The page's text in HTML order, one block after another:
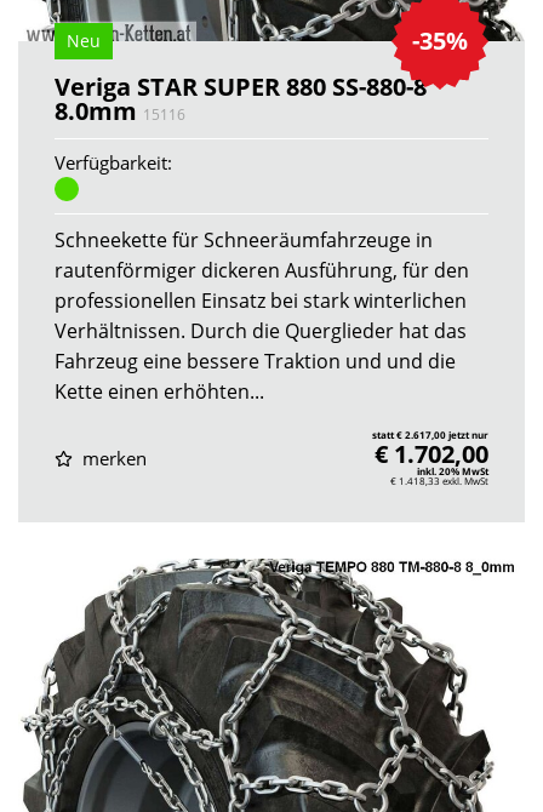
-35%
Neu
Veriga STAR SUPER 880 SS-880-8
8.0mm 15116
Verfügbarkeit:
Schneekette für Schneeräumfahrzeuge in
rautenförmiger dickeren Ausführung, für den
professionellen Einsatz bei stark winterlichen
Verhältnissen. Durch die Querglieder hat das
Fahrzeug eine bessere Traktion und und die
Kette einen erhöhten...
merken
statt € 2.617,00 jetzt nur
€ 1.702,00
inkl. 20% MwSt
€ 1.418,33 exkl. MwSt